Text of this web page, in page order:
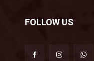
FOLLOW US